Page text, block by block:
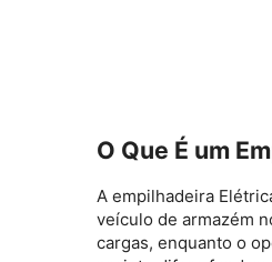
O Que É um
A empilhadeira
veículo de armazém
cargas, enquanto o